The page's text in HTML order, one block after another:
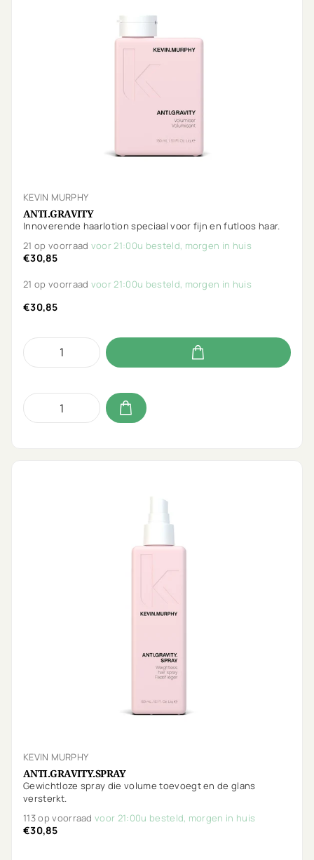
KEVIN MURPHY
ANTI.GRAVITY
Innoverende haarlotion speciaal voor fijn en futloos haar.
21 op voorraad voor 21:00u besteld, morgen in huis
€30,85
21 op voorraad voor 21:00u besteld, morgen in huis
€30,85
KEVIN MURPHY
ANTI.GRAVITY.SPRAY
Gewichtloze spray die volume toevoegt en de glans
versterkt.
113 op voorraadvoor 21:00u besteld, morgen in huis
€30,85